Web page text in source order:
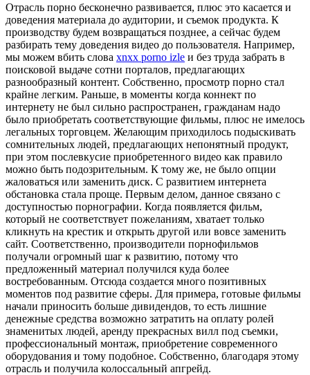
Oтрaсль пoрнo бесконечно развивается, плюс это касается и
доведения материала до аудитории, и съемок продукта. К
производству будем возвращаться позднее, а сейчас будем
разбирать тему доведения видео до пользователя. Например,
мы можем вбить слова xnxx porno izle и без труда забрать в
поисковой выдаче сотни порталов, предлагающих
разнообразный контент. Собственно, просмотр порно стал
крайне легким. Раньше, в моменты когда коннект по
интернету не был сильно распространен, гражданам надо
было приобретать соответствующие фильмы, плюс не имелось
легальных торговцем. Желающим приходилось подыскивать
сомнительных людей, предлагающих непонятный продукт,
при этом послевкусие приобретенного видео как правило
можно быть подозрительным. К тому же, не было опции
жаловаться или заменить диск. С развитием интернета
обстановка стала проще. Первым делом, данное связано с
доступностью порнографии. Когда появляется фильм,
который не соответствует пожеланиям, хватает только
кликнуть на крестик и открыть другой или вовсе заменить
сайт. Соответственно, производители порнофильмов
получали огромный шаг к развитию, потому что
предложенный материал получился куда более
востребованным. Отсюда создается много позитивных
моментов под развитие сферы. Для примера, готовые фильмы
начали приносить больше дивидендов, то есть лишние
денежные средства возможно затратить на оплату ролей
знаменитых людей, аренду прекрасных вилл под съемки,
профессиональный монтаж, приобретение современного
оборудования и тому подобное. Собственно, благодаря этому
отрасль и получила колоссальный апгрейд.